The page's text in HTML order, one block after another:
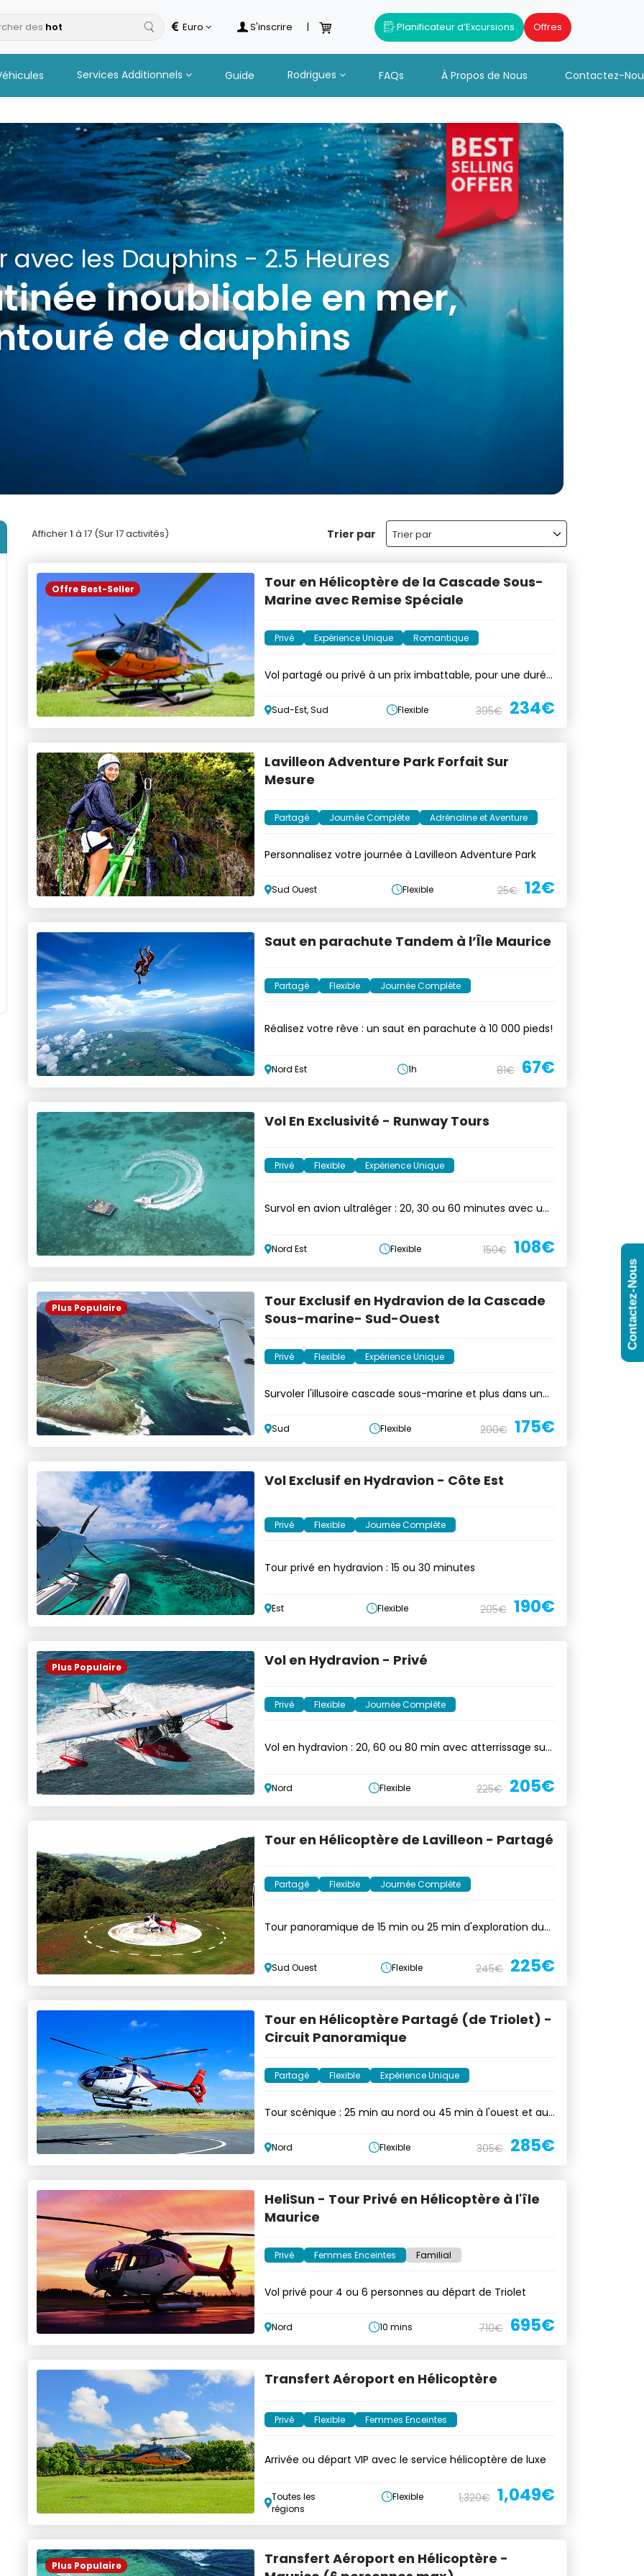
des Euro S'inscrire | Planificateur d’Excursions Offres
Services Additionnels Guide Rodrigues FAQs À Propos de Nous Contactez-
à Îlot Gabriel + Déjeuner et
Boissons
excursions en catamaran
populaires à Maurice
Afficher1 à 17 (Sur 17 activités) Trier par Trier par
Offre Best-Seller
Tour en Hélicoptère de la Cascade Sous-
Marine avec Remise Spéciale
Privé Expérience Unique Romantique
Vol partagé ou privé à un prix imbattable, pour une durée
Sud-Est, Sud Flexible 395€ 234€
Lavilleon Adventure Park Forfait Sur
Mesure
Partagé Journée Complète Adrénaline et Aventure
Personnalisez votre journée à Lavilleon Adventure Park
Sud Ouest Flexible 25€ 12€
Saut en parachute Tandem à l’Île Maurice
Partagé Flexible Journée Complète
Réalisez votre rêve : un saut en parachute à 10 000 pieds!
Nord Est 1h 81€ 67€
Vol En Exclusivité - Runway Tours
Privé Flexible Expérience Unique
Survol en avion ultraléger : 20, 30 ou 60 minutes avec un
Nord Est Flexible 150€ 108€
Plus Populaire
Tour Exclusif en Hydravion de la Cascade
Sous-marine- Sud-Ouest
Privé Flexible Expérience Unique
Survoler l'illusoire cascade sous-marine et plus dans un
Sud Flexible 200€ 175€
Vol Exclusif en Hydravion - Côte Est
Privé Flexible Journée Complète
Tour privé en hydravion : 15 ou 30 minutes
Est Flexible 205€ 190€
Plus Populaire Vol en Hydravion - Privé
Privé Flexible Journée Complète
Vol en hydravion : 20, 60 ou 80 min avec atterrissage sur
Nord Flexible 225€ 205€
Tour en Hélicoptère de Lavilleon - Partagé
Partagé Flexible Journée Complète
Tour panoramique de 15 min ou 25 min d'exploration du
Sud Ouest Flexible 245€ 225€
Tour en Hélicoptère Partagé (de Triolet) -
Circuit Panoramique
Partagé Flexible Expérience Unique
Tour scénique : 25 min au nord ou 45 min à l'ouest et au
Nord Flexible 305€ 285€
HeliSun - Tour Privé en Hélicoptère à l'île
Maurice
Privé Femmes Enceintes Familial
Vol privé pour 4 ou 6 personnes au départ de Triolet
Nord 10 mins 710€ 695€
Transfert Aéroport en Hélicoptère
Privé Flexible Femmes Enceintes
Arrivée ou départ VIP avec le service hélicoptère de luxe
Toutes les
régions
Flexible 1,320€ 1,049€
Plus Populaire
Transfert Aéroport en Hélicoptère -
Contactez-Nous